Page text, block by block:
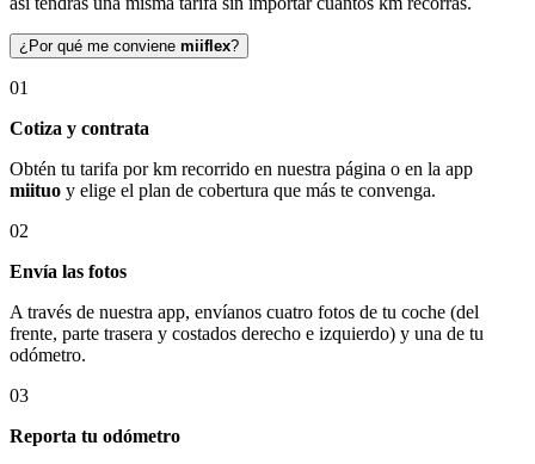
¿Por qué me conviene miiflex?
01
Cotiza y contrata
Obtén tu tarifa por km recorrido en nuestra página o en la app
miituo y elige el plan de cobertura que más te convenga.
02
Envía las fotos
A través de nuestra app, envíanos cuatro fotos de tu coche (del
frente, parte trasera y costados derecho e izquierdo) y una de tu
odómetro.
03
Reporta tu odómetro